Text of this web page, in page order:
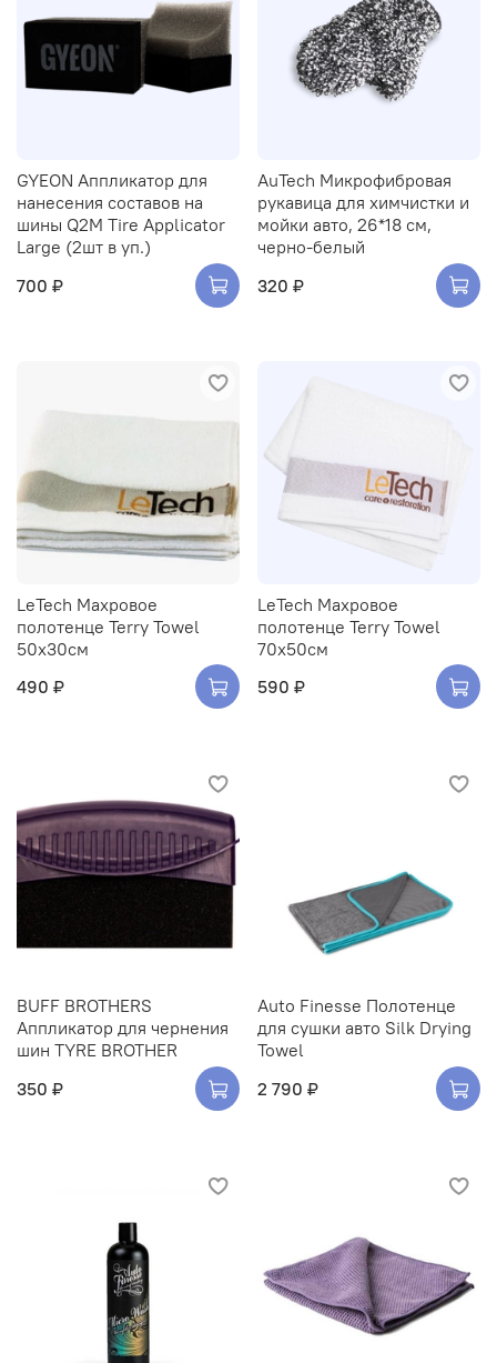
GYEON Аппликатор для
нанесения составов на
шины Q2M Tire Applicator
Large (2шт в уп.)
700 ₽
AuTech Микрофибровая
рукавица для химчистки и
мойки авто, 26*18 см,
черно-белый
320 ₽
LeTech Махровое
полотенце Terry Towel
50x30см
490 ₽
LeTech Махровое
полотенце Terry Towel
70x50см
590 ₽
BUFF BROTHERS
Аппликатор для чернения
шин TYRE BROTHER
350 ₽
Auto Finesse Полотенце
для сушки авто Silk Drying
Towel
2 790 ₽